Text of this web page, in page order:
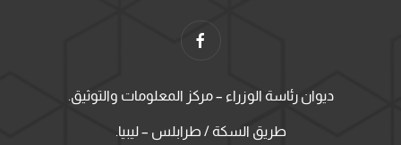
ديوان رئاسة الوزراء – مركز المعلومات والتوثيق.
طريق السكة / طرابلس – ليبيا.